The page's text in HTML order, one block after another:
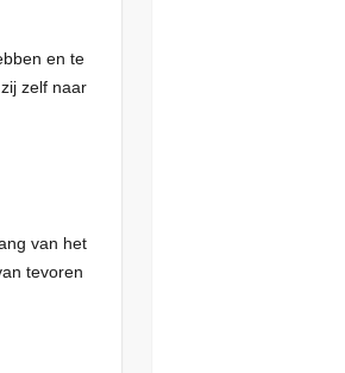
en te
zelf naar
van het
tevoren